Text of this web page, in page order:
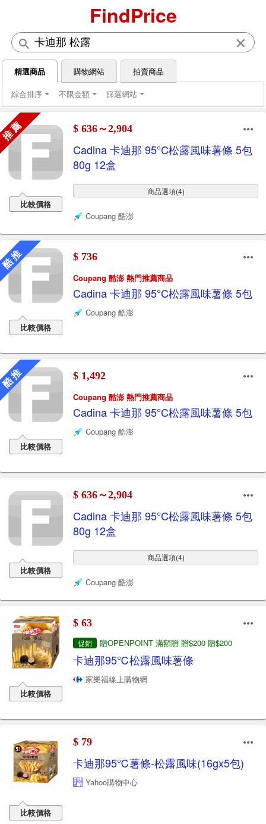
FindPrice
×
精選商品 購物網站
拍賣商品
綜合排序
不限金額 篩選網站
薦
比較價格
$ 636～2,904
Cadina 卡迪那 95°C松露風味薯條 5包
80g 12盒
商品選項(4)
Coupang 酷澎
推
比較價格
$ 736
Coupang 酷澎 熱門推薦商品
Cadina 卡迪那 95°C松露風味薯條 5包
Coupang 酷澎
推
比較價格
$ 1,492
Coupang 酷澎 熱門推薦商品
Cadina 卡迪那 95°C松露風味薯條 5包
Coupang 酷澎
比較價格
$ 636～2,904
Cadina 卡迪那 95°C松露風味薯條 5包
80g 12盒
商品選項(4)
Coupang 酷澎
比較價格
$ 63
促銷 贈OPENPOINT 滿額贈 贈$200 贈$200
卡迪那95℃松露風味薯條
家樂福線上購物網
比較價格
$ 79
卡迪那95℃薯條-松露風味(16gx5包)
Yahoo購物中心